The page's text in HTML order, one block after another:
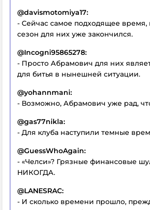
@davismotomiya17:
- Сейчас самое подходящее время,
сезон для них уже закончился.
@Incogni95865278:
- Просто Абрамович для них
для битья в нынешней ситуации.
@yohannmani:
- Возможно, Абрамович уже рад,
@gas77nikla:
- Для клуба наступили темные
@GuessWhoAgain:
- «Челси»? Грязные финансовые
НИКОГДА.
@LANESRAC:
- И сколько времени прошло,